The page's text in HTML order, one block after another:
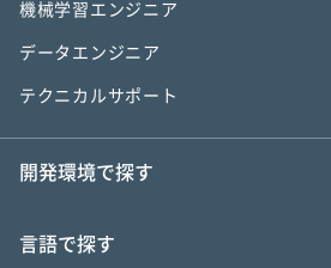
機械学習エンジニア
データエンジニア
テクニカルサポート
開発環境で探す
言語で探す